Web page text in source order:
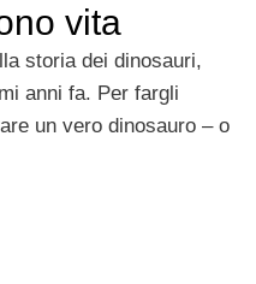
vita
storia dei dinosauri,
anni fa. Per fargli
un vero dinosauro – o